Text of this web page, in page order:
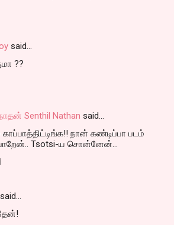
said…
??
Senthil Nathan said…
காப்பாத்திட்டிங்க!! நான் கண்டிப்பா படம்
Tsotsi-ய சொன்னேன்...
said…